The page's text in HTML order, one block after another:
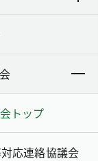
トップ
応連絡協議会